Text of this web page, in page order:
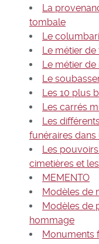
La
tombale
Le
Le métier
Le métier
Le
Les 10 plus
Les carrés
Les
funéraires
Les
cimetières et
MEMENTO
Modèles de
Modèles de
hommage
Monuments